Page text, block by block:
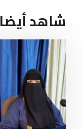
شاهد أيضا